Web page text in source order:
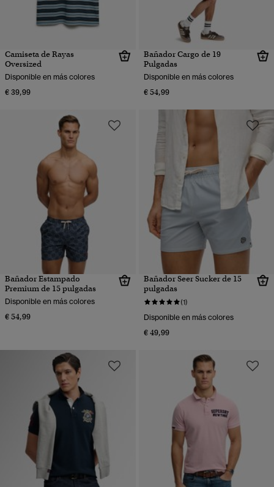
Camiseta de Rayas
Oversized
Disponible en más colores
€ 39,99
Bañador Cargo de 19
Pulgadas
Disponible en más colores
€ 54,99
Bañador Estampado
Premium de 15 pulgadas
Disponible en más colores
€ 54,99
Bañador Seer Sucker de 15
pulgadas
(1)
Disponible en más colores
€ 49,99